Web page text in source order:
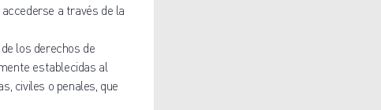
a través de la
los derechos de
establecidas al
civiles o penales, que